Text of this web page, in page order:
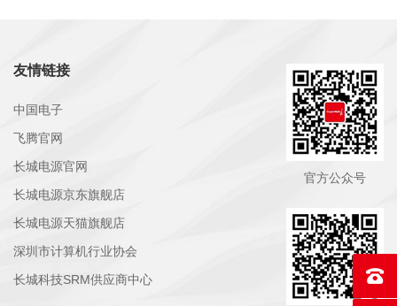
友情链接
中国电子
飞腾官网
长城电源官网
长城电源京东旗舰店
长城电源天猫旗舰店
深圳市计算机行业协会
长城科技SRM供应商中心
官方公众号
联系